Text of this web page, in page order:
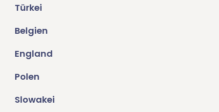
Türkei
Belgien
England
Polen
Slowakei